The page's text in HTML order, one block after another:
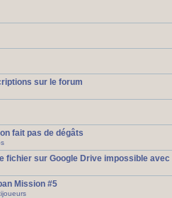
sur le forum
fait pas de dégâts
fichier sur Google Drive impossible avec
Mission #5